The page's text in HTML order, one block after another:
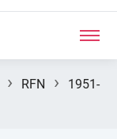
› RFN ›
1951-